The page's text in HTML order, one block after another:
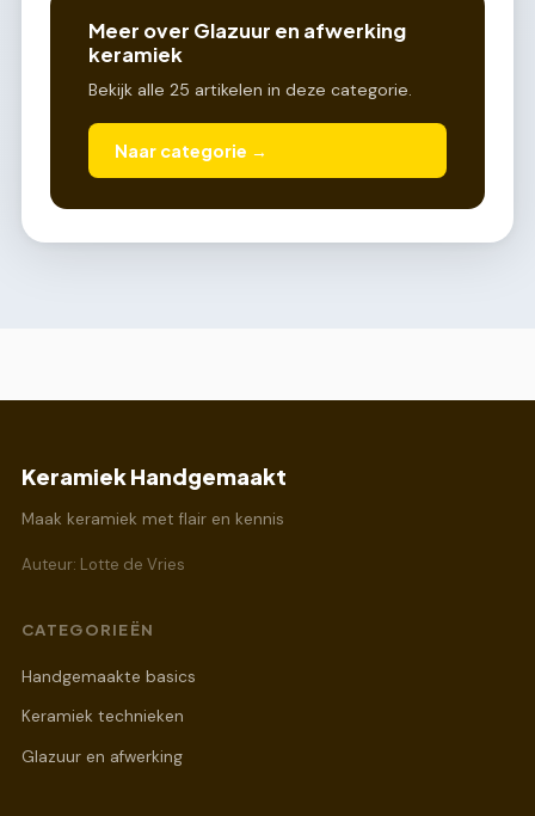
Meer over Glazuur en afwerking
keramiek
Bekijk alle 25 artikelen in deze categorie.
Naar categorie →
Keramiek Handgemaakt
Maak keramiek met flair en kennis
Auteur: Lotte de Vries
CATEGORIEËN
Handgemaakte basics
Keramiek technieken
Glazuur en afwerking